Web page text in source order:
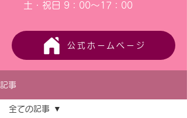
土・祝日 9：00～17：00
公式ホームページ
記事
全ての記事